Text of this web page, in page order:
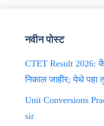
नवीन पोस्ट
CTET Result 2026:
निकाल जाहीर; येथे पहा
Unit Conversions
sir